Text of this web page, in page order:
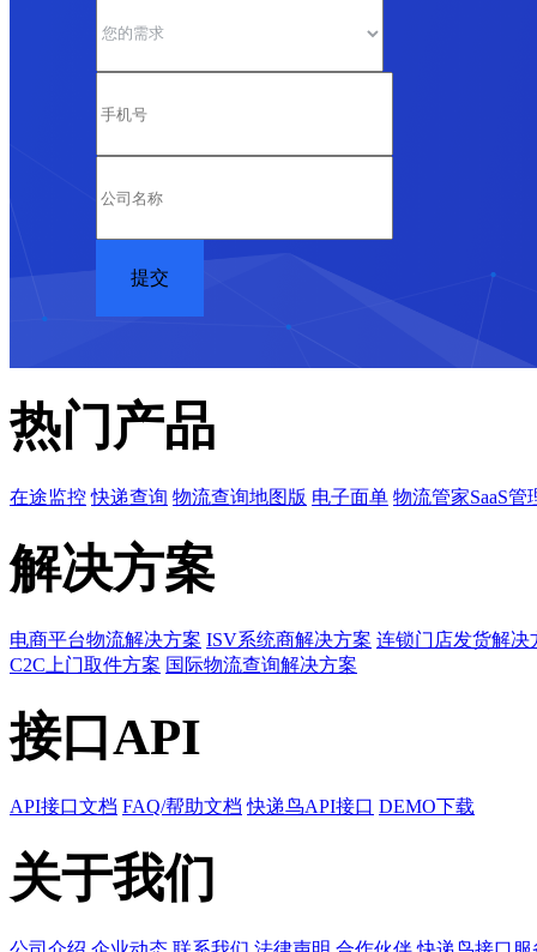
热门产品
在途监控 快递查询 物流查询地图版 电子面单 物流管家SaaS管
解决方案
电商平台物流解决方案 ISV系统商解决方案 连锁门店发货解决
C2C上门取件方案 国际物流查询解决方案
接口API
API接口文档 FAQ/帮助文档 快递鸟API接口 DEMO下载
关于我们